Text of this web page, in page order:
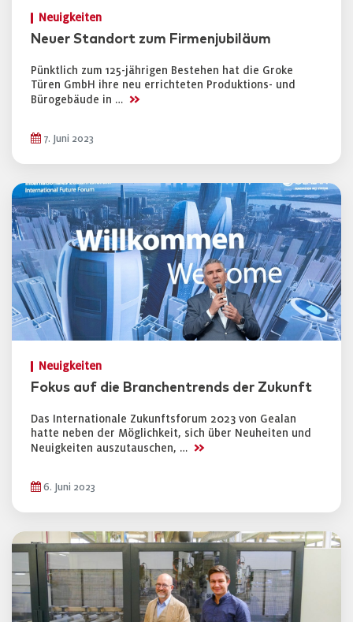
Neuigkeiten
Neuer Standort zum Firmenjubiläum
Pünktlich zum 125-jährigen Bestehen hat die Groke
Türen GmbH ihre neu errichteten Produktions- und
Bürogebäude in … >>
7. Juni 2023
Neuigkeiten
Fokus auf die Branchentrends der Zukunft
Das Internationale Zukunftsforum 2023 von Gealan
hatte neben der Möglichkeit, sich über Neuheiten und
Neuigkeiten auszutauschen, … >>
6. Juni 2023